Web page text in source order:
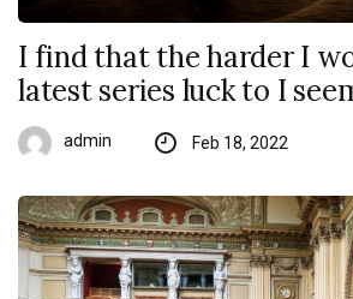
I find that the harder I
latest series luck to I
admin Feb 18, 2022